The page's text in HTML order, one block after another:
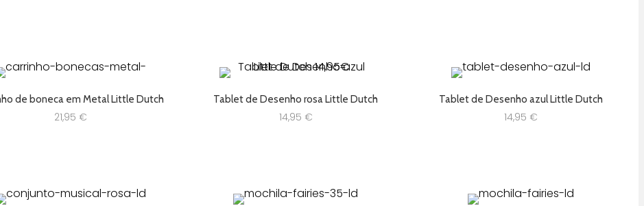
de boneca em Metal Little Dutch
21,95 €
Tablet de Desenho rosa Little Dutch
14,95 €
Tablet de Desenho azul Little Dutch
14,95 €